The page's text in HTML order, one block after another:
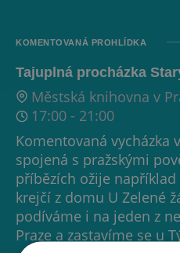
KOMENTOVANÁ PROHLÍDKA
Tajuplná procházka
Městská knihovna v
17:00 - 21:00
Komentovaná vycházka
spojená s pražskými
příbězích ožije například
krejčí z domu U Zelené
podíváme i na jeden z
Praze a zastavíme se u